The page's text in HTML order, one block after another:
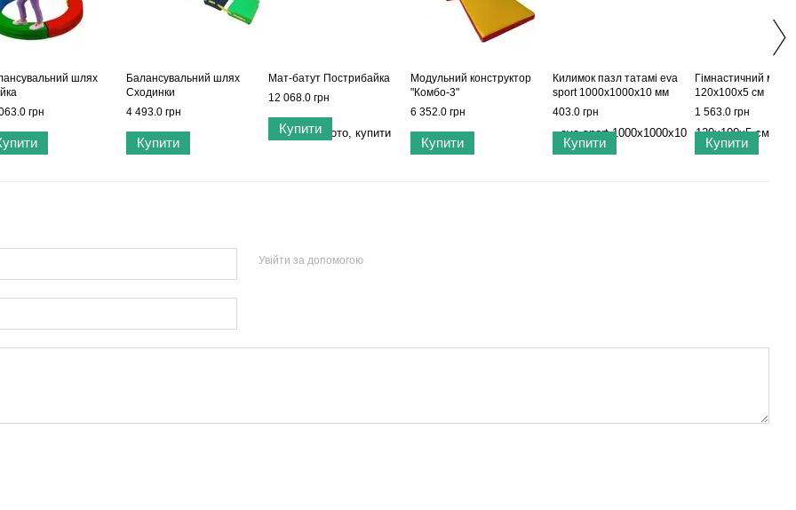
шлях
грн
Балансувальний шлях
Сходинки
4 493.0 грн
Купити
Мат-батут Пострибайка
12 068.0 грн
Купити
Модульний конструктор
"Комбо-3"
6 352.0 грн
Купити
Килимок пазл татамі eva
sport 1000х1000х10 мм
403.0 грн
Купити
Гімнастичний мат
120х100х5 см
1 563.0 грн
Купити
Увійти за допомогою